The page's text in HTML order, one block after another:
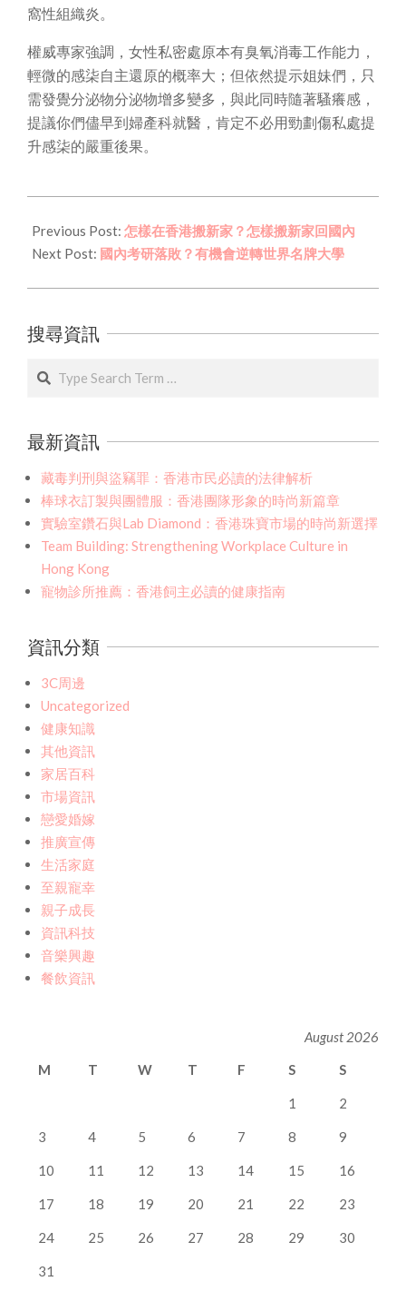
窩性組織炎。
權威專家強調，女性私密處原本有臭氧消毒工作能力，
輕微的感柒自主還原的概率大；但依然提示姐妹們，只
需發覺分泌物分泌物增多變多，與此同時隨著騷癢感，
提議你們儘早到婦產科就醫，肯定不必用勁劃傷私處提
升感柒的嚴重後果。
02-
15
Previous Post: 怎樣在香港搬新家？怎樣搬新家回國內
Next Post: 國內考研落敗？有機會逆轉世界名牌大學
搜尋資訊
Search
最新資訊
藏毒判刑與盜竊罪：香港市民必讀的法律解析
棒球衣訂製與團體服：香港團隊形象的時尚新篇章
實驗室鑽石與Lab Diamond：香港珠寶市場的時尚新選擇
Team Building: Strengthening Workplace Culture in
Hong Kong
寵物診所推薦：香港飼主必讀的健康指南
資訊分類
3C周邊
Uncategorized
健康知識
其他資訊
家居百科
市場資訊
戀愛婚嫁
推廣宣傳
生活家庭
至親寵幸
親子成長
資訊科技
音樂興趣
餐飲資訊
August 2026
M
T W T F S S
1 2
3 4 5 6 7 8 9
10 11 12 13 14 15 16
17 18 19 20 21 22 23
24 25 26 27 28 29 30
31